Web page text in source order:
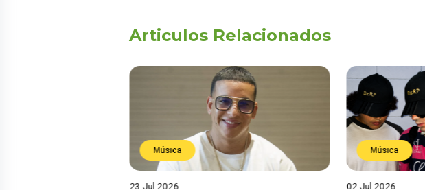
Articulos Relacionados
Música
23 Jul 2026
Música
02 Jul 2026